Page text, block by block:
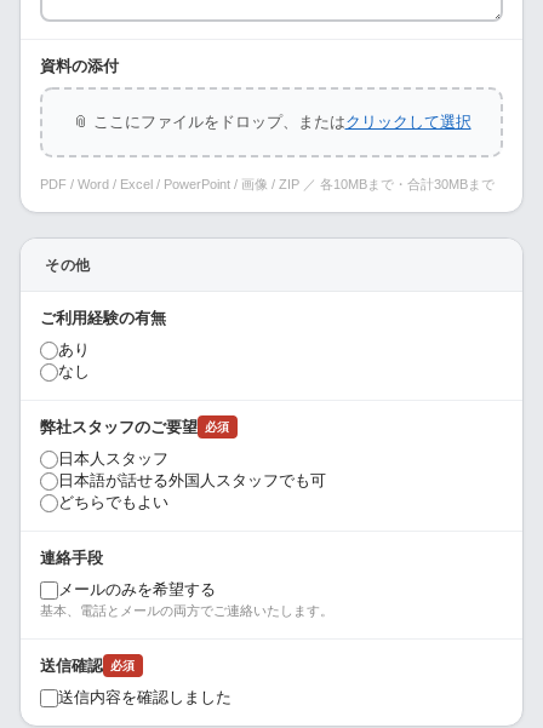
資料の添付
📎 ここにファイルをドロップ、またはクリックして選択
PDF / Word / Excel / PowerPoint / 画像 / ZIP ／ 各10MBまで・合計30MBまで
その他
ご利用経験の有無
あり
なし
弊社スタッフのご要望 必須
日本人スタッフ
日本語が話せる外国人スタッフでも可
どちらでもよい
連絡手段
メールのみを希望する
基本、電話とメールの両方でご連絡いたします。
送信確認 必須
送信内容を確認しました